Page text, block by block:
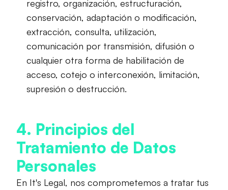
registro, organización, estructuración,
conservación, adaptación o modificación,
extracción, consulta, utilización,
comunicación por transmisión, difusión o
cualquier otra forma de habilitación de
acceso, cotejo o interconexión, limitación,
supresión o destrucción.
4. Principios del
Tratamiento de Datos
Personales
En It's Legal, nos comprometemos a tratar tus